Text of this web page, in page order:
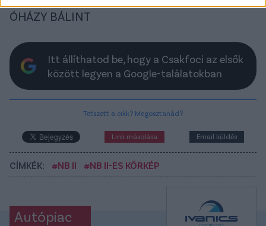
ÓHÁZY BÁLINT
Itt állíthatod be, hogy a Csakfoci az elsők
között legyen a Google-találatokban
Tetszett a cikk? Megosztanád?
Link másolása Email küldés
CÍMKÉK: #NB II #NB II-ES KÖRKÉP
Autópiac